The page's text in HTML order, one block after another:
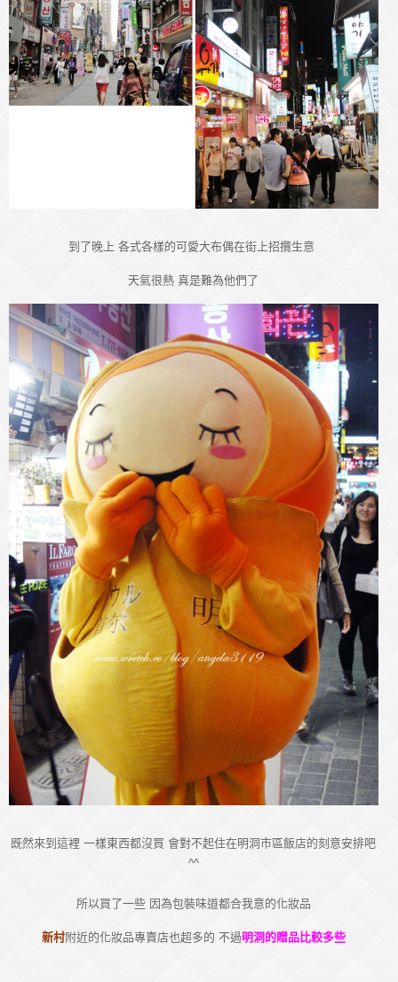
到了晚上 各式各樣的可愛大布偶在街上招攬生意
天氣很熱 真是難為他們了
既然來到這裡 一樣東西都沒買 會對不起住在明洞市區飯店的刻意安排吧
^^
所以買了一些 因為包裝味道都合我意的化妝品
新村附近的化妝品專賣店也超多的 不過明洞的贈品比較多些